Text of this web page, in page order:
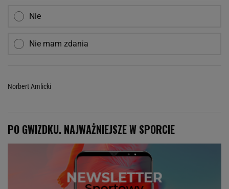
Nie
Nie mam zdania
Norbert Amlicki